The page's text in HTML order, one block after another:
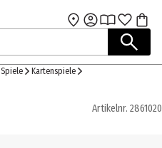
Zum Hauptinhalt
Spiele
Kartenspiele
Artikelnr. 2861020